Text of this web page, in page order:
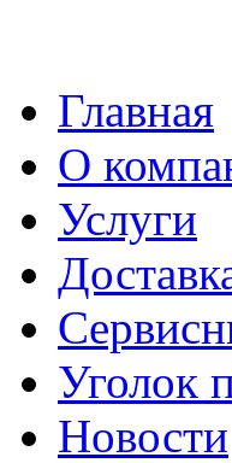
Главная
О
Услуги
Уголок
Новости